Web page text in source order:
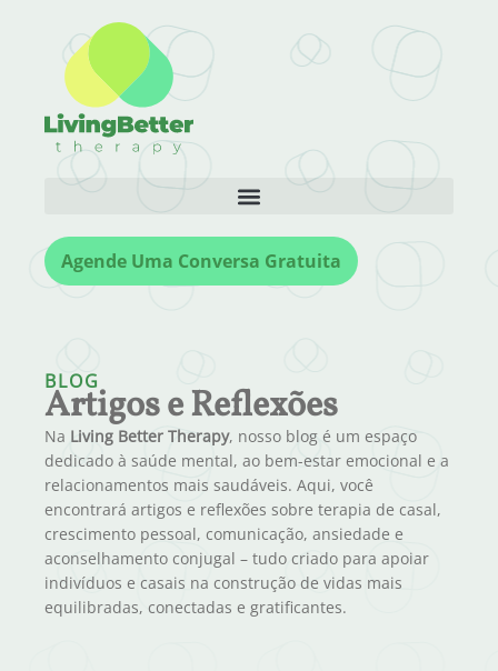
Agende Uma Conversa Gratuita
BLOG
Artigos e Reflexões
Na Living Better Therapy, nosso blog é um espaço
dedicado à saúde mental, ao bem-estar emocional e a
relacionamentos mais saudáveis. Aqui, você
encontrará artigos e reflexões sobre terapia de casal,
crescimento pessoal, comunicação, ansiedade e
aconselhamento conjugal – tudo criado para apoiar
indivíduos e casais na construção de vidas mais
equilibradas, conectadas e gratificantes.